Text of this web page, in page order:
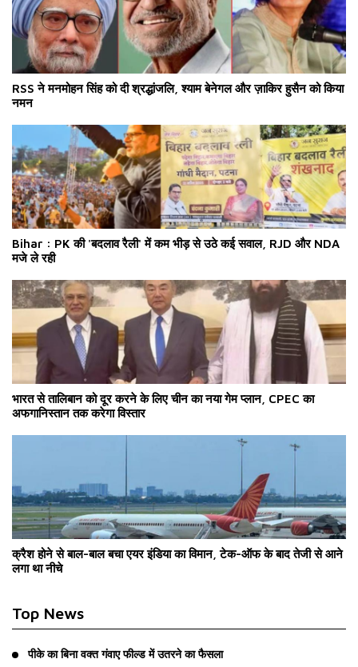
RSS ने मनमोहन सिंह को दी श्रद्धांजलि, श्याम बेनेगल और ज़ाकिर हुसैन को किया
नमन
Bihar : PK की 'बदलाव रैली' में कम भीड़ से उठे कई सवाल, RJD और NDA
मजे ले रही
भारत से तालिबान को दूर करने के लिए चीन का नया गेम प्लान, CPEC का
अफगानिस्तान तक करेगा विस्तार
क्रैश होने से बाल-बाल बचा एयर इंडिया का विमान, टेक-ऑफ के बाद तेजी से आने
लगा था नीचे
Top News
पीके का बिना वक्त गंवाए फील्ड में उतरने का फैसला